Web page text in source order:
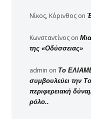
Νίκος, Κόρινθος on
Κωνσταντίνος on
της «Οδύσσειας»
admin on Το
συμβουλεύει την
περιφερειακή
ρόλο..